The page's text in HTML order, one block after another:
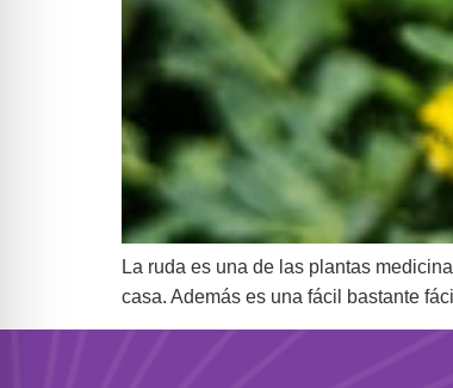
La ruda es una de las plantas
casa. Además es una fácil bastante